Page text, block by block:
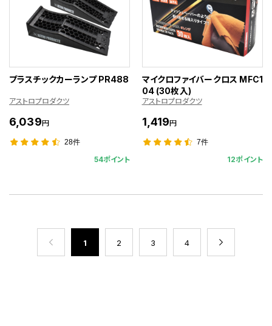
プラスチックカーランプ PR488
アストロプロダクツ
6,039円
28件
54ポイント
マイクロファイバークロス MFC1
04 (30枚入)
アストロプロダクツ
1,419円
7件
12ポイント
1 2 3 4